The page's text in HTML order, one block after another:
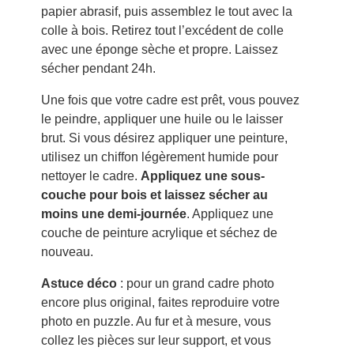
papier abrasif, puis assemblez le tout avec la
colle à bois. Retirez tout l’excédent de colle
avec une éponge sèche et propre. Laissez
sécher pendant 24h.
Une fois que votre cadre est prêt, vous pouvez
le peindre, appliquer une huile ou le laisser
brut. Si vous désirez appliquer une peinture,
utilisez un chiffon légèrement humide pour
nettoyer le cadre. Appliquez une sous-
couche pour bois et laissez sécher au
moins une demi-journée. Appliquez une
couche de peinture acrylique et séchez de
nouveau.
Astuce déco: pour un grand cadre photo
encore plus original, faites reproduire votre
photo en puzzle. Au fur et à mesure, vous
collez les pièces sur leur support, et vous